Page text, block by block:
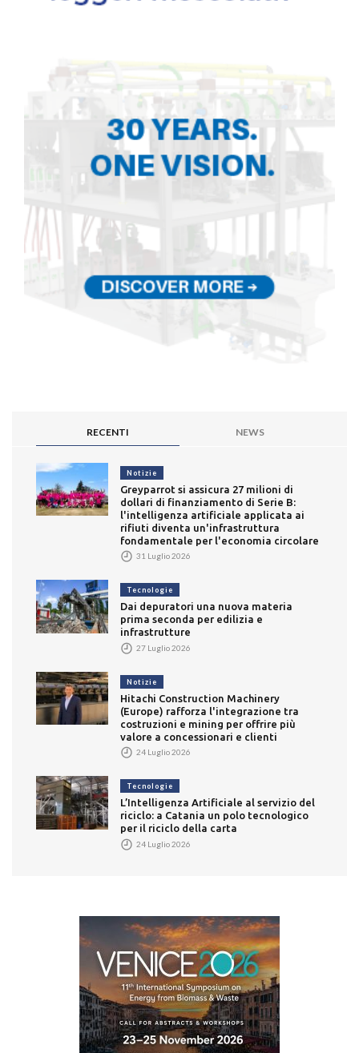
RECENTI NEWS
Notizie
Greyparrot si assicura 27 milioni di
dollari di finanziamento di Serie B:
l'intelligenza artificiale applicata ai
rifiuti diventa un'infrastruttura
fondamentale per l'economia circolare
31 Luglio 2026
Tecnologie
Dai depuratori una nuova materia
prima seconda per edilizia e
infrastrutture
27 Luglio 2026
Notizie
Hitachi Construction Machinery
(Europe) rafforza l'integrazione tra
costruzioni e mining per offrire più
valore a concessionari e clienti
24 Luglio 2026
Tecnologie
L’Intelligenza Artificiale al servizio del
riciclo: a Catania un polo tecnologico
per il riciclo della carta
24 Luglio 2026